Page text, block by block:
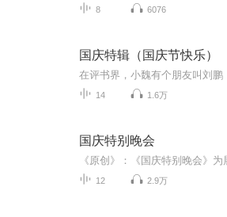
8 6076
国庆特辑（国庆节快乐）
14 1.6万
国庆特别晚会
12 2.9万